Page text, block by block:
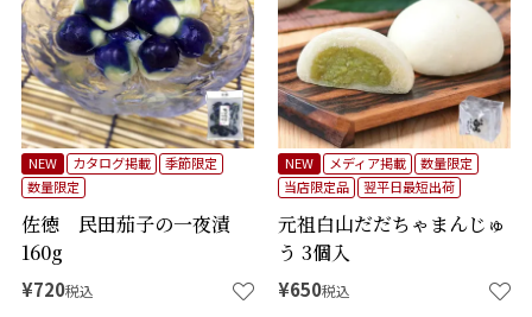
佐徳 民田茄子の一夜漬
160g
NEW カタログ掲載
季節限定
数量限定
¥720税込
元祖白山だだちゃまんじゅ
う 3個入
NEW メディア掲載
数量限定
当店限定品
翌平日最短出荷
¥650税込